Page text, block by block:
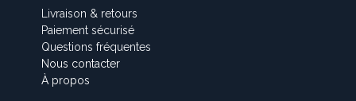
Livraison & retours
Paiement sécurisé
Questions fréquentes
Nous contacter
À propos